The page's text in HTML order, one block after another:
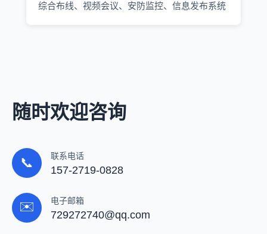
综合布线、视频会议、安防监控、信息发布系统
随时欢迎咨询
📞 联系电话
157-2719-0828
✉️ 电子邮箱
729272740@qq.com